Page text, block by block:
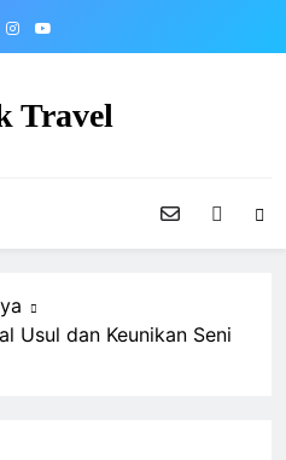
Travel
Usul dan Keunikan Seni